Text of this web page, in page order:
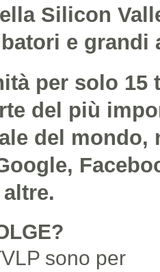
Silicon
e grandi
per solo 15
del più
del mondo,
sono per